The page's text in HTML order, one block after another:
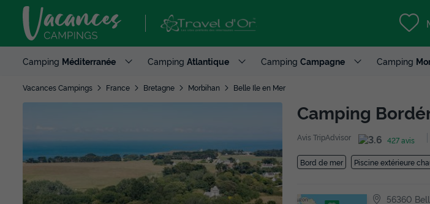
Camping Méditerranée Camping Atlantique Camping Campagne Camping
Vacances Campings France Bretagne Morbihan Belle Ile en Mer
Camping
Avis TripAdvisor 427 avis
Bord de mer Piscine extérieure
56360